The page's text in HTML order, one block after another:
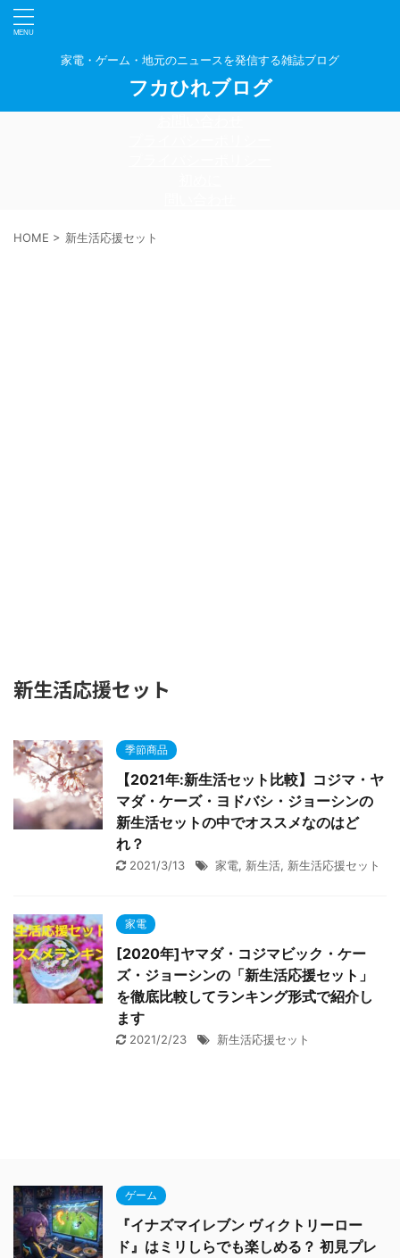
家電・ゲーム・地元のニュースを発信する雑誌ブログ
フカひれブログ
HOME > 新生活応援セット
新生活応援セット
季節商品
【2021年:新生活セット比較】コジマ・ヤ
マダ・ケーズ・ヨドバシ・ジョーシンの
新生活セットの中でオススメなのはど
れ？
2021/3/13 家電, 新生活, 新生活応援セット
家電
[2020年]ヤマダ・コジマビック・ケー
ズ・ジョーシンの「新生活応援セット」
を徹底比較してランキング形式で紹介し
ます
2021/2/23 新生活応援セット
ゲーム
『イナズマイレブン ヴィクトリーロー
ド』はミリしらでも楽しめる？ 初見プレ